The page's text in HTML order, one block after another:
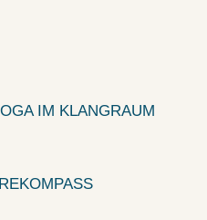
IM KLANGRAUM